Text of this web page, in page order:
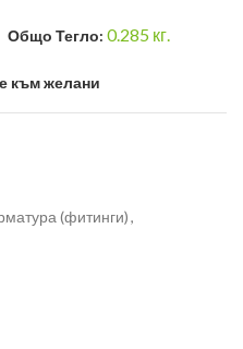
Общо Тегло: 0.285 кг.
към желани
(фитинги),